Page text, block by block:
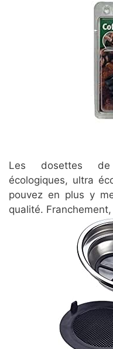
Les dosettes
écologiques, ultra
pouvez en plus y
qualité.